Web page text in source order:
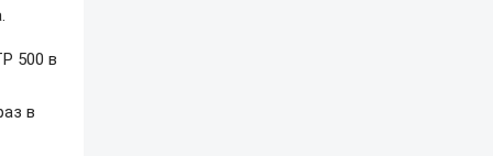
500 в
в